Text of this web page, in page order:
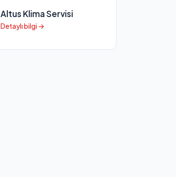
Altus Klima Servisi
Detaylı bilgi →